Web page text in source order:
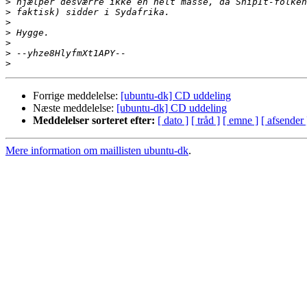
>
>
>
>
>
>
Forrige meddelelse: [ubuntu-dk] CD uddeling
Næste meddelelse: [ubuntu-dk] CD uddeling
Meddelelser sorteret efter: [ dato ] [ tråd ] [ emne ] [ afsender
Mere information om maillisten ubuntu-dk.